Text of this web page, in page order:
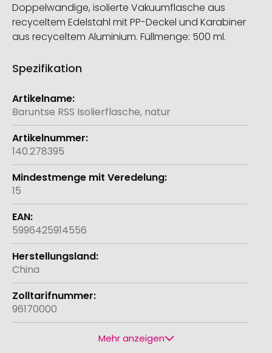
Doppelwandige, isolierte Vakuumflasche aus
recyceltem Edelstahl mit PP-Deckel und Karabiner
aus recyceltem Aluminium. Füllmenge: 500 ml.
Spezifikation
Weitere
Informationen
Baruntse RSS Isolierflasche, natur
140.278395
15
5996425914556
China
96170000
Mehr anzeigen